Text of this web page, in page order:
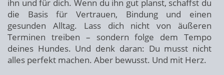
ihn und für dich. Wenn du ihn gut planst, schaffst du
die Basis für Vertrauen, Bindung und einen
gesunden Alltag. Lass dich nicht von äußeren
Terminen treiben – sondern folge dem Tempo
deines Hundes. Und denk daran: Du musst nicht
alles perfekt machen. Aber bewusst. Und mit Herz.